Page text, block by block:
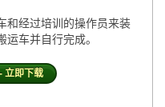
和经过培训的操作员来装
车并自行完成。
立即下载